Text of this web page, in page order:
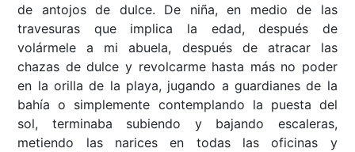
de antojos de dulce. De niña, en medio de las
travesuras que implica la edad, después de
volármele a mi abuela, después de atracar las
chazas de dulce y revolcarme hasta más no poder
en la orilla de la playa, jugando a guardianes de la
bahía o simplemente contemplando la puesta del
sol, terminaba subiendo y bajando escaleras,
metiendo las narices en todas las oficinas y